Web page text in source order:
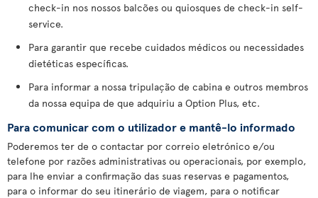
check-in nos nossos balcões ou quiosques de check-in self-
service.
Para garantir que recebe cuidados médicos ou necessidades
dietéticas específicas.
Para informar a nossa tripulação de cabina e outros membros
da nossa equipa de que adquiriu a Option Plus, etc.
Para comunicar com o utilizador e mantê-lo informado
Poderemos ter de o contactar por correio eletrónico e/ou
telefone por razões administrativas ou operacionais, por exemplo,
para lhe enviar a confirmação das suas reservas e pagamentos,
para o informar do seu itinerário de viagem, para o notificar